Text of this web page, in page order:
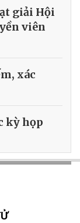
giải Hội
viên
xác
kỳ họp